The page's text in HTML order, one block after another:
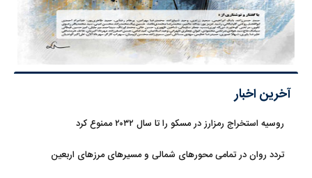
آخرین اخبار
روسیه استخراج رمزارز در مسکو را تا سال ۲۰۳۲ ممنوع کرد
تردد روان در تمامی محورهای شمالی و مسیرهای مرزهای اربعین